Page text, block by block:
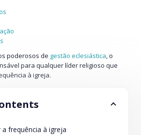
poderosos de gestão eclesiástica, o
para qualquer líder religioso que
à igreja.
frequência à igreja